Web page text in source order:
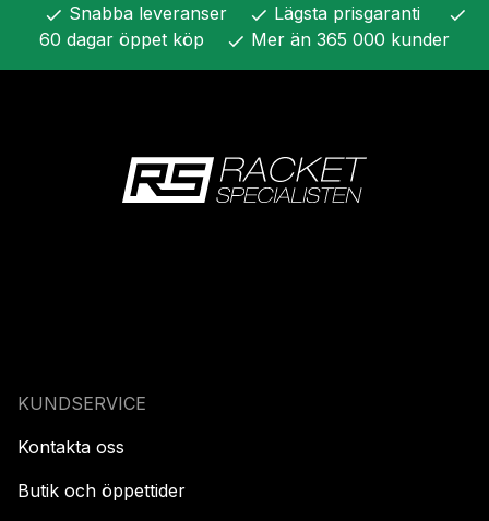
check Snabba leveranser check Lägsta prisgaranti check
60 dagar öppet köp check Mer än 365 000 kunder
KUNDSERVICE
Kontakta oss
Butik och öppettider